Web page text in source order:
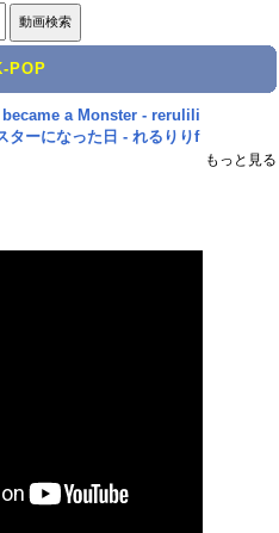
POP
a Monster - rerulili
ターになった日 - れるりりf
もっと見る